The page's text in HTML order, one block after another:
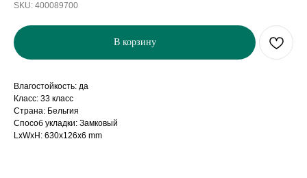
SKU: 400089700
В корзину
Влагостойкость: да
Класс: 33 класс
Страна: Бельгия
Способ укладки: Замковый
LxWxH: 630x126x6 mm